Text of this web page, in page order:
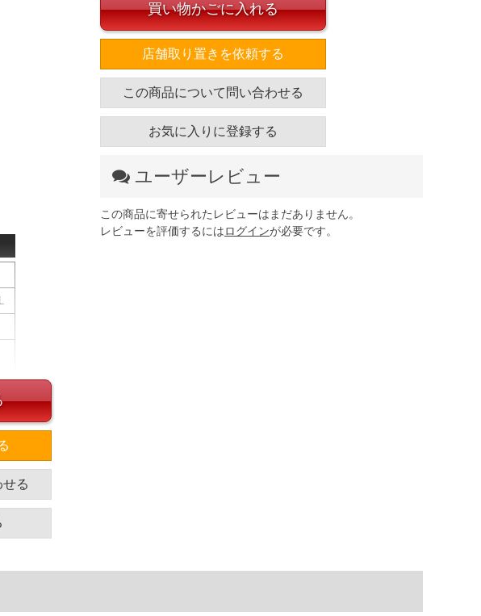
買い物かごに入れる
店舗取り置きを依頼する
この商品について問い合わせる
お気に入りに登録する
ユーザーレビュー
この商品に寄せられたレビューはまだありません。
レビューを評価するにはログインが必要です。
る